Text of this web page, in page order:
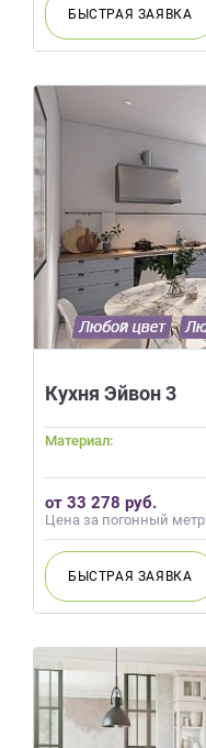
БЫСТРАЯ ЗАЯВКА
Кухня Эйвон 3
Материал:
от 33 278 руб.
Цена за погонный метр
БЫСТРАЯ ЗАЯВКА